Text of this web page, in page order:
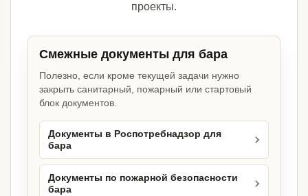
проекты.
Смежные документы для бара
Полезно, если кроме текущей задачи нужно
закрыть санитарный, пожарный или стартовый
блок документов.
Документы в Роспотребнадзор для
бара
Документы по пожарной безопасности
бара